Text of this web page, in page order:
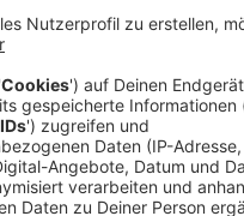
gegen eine 43-jährige
des
der
Dienstag auf Mittwoch